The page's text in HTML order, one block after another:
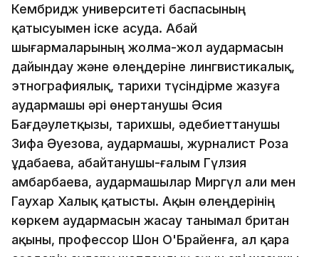
Кембридж университеті баспасының
қатысуымен іске асуда. Абай
шығармаларының жолма-жол аудармасын
дайындау және өлеңдеріне лингвистикалық,
этнографиялық, тарихи түсіндірме жазуға
аудармашы әрі өнертанушы Әсия
Бағдәулетқызы, тарихшы, әдебиеттанушы
Зифа Әуезова, аудармашы, журналист Роза
Құдабаева, абайтанушы-ғалым Гүлзия
Қамбарбаева, аудармашылар Миргүл Қали мен
Гаухар Халық қатысты. Ақын өлеңдерінің
көркем аудармасын жасау танымал британ
ақыны, профессор Шон О'Брайенға, ал қара